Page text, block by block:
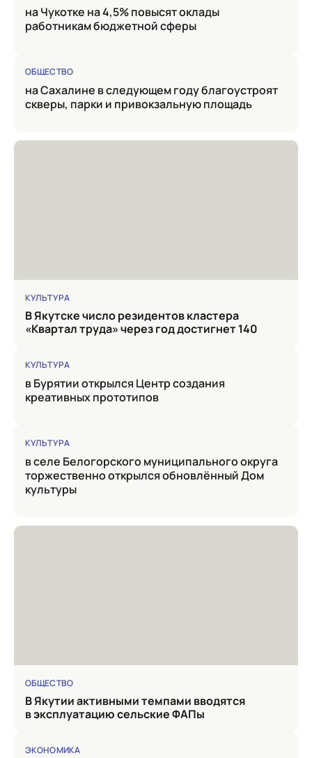
на Чукотке на 4,5% повысят оклады
работникам бюджетной сферы
ОБЩЕСТВО
на Сахалине в следующем году благоустроят
скверы, парки и привокзальную площадь
КУЛЬТУРА
в Якутске число резидентов кластера
«Квартал труда» через год достигнет 140
КУЛЬТУРА
в Бурятии открылся Центр создания
креативных прототипов
КУЛЬТУРА
в селе Белогорского муниципального округа
торжественно открылся обновлённый Дом
культуры
ОБЩЕСТВО
в Якутии активными темпами вводятся
в эксплуатацию сельские ФАПы
ЭКОНОМИКА